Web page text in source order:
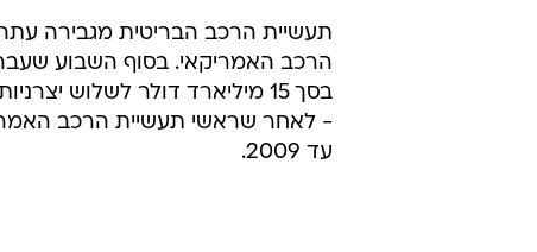
תעשיית הרכב הבריטית מגבירה
הרכב האמריקאי. בסוף השבוע
- לאחר שראשי תעשיית הרכב
עד 2009.